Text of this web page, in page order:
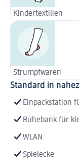
Kindertextilien
Strumpfwaren
Standard in
Einpackstation
Ruhebank für
WLAN
Spielecke